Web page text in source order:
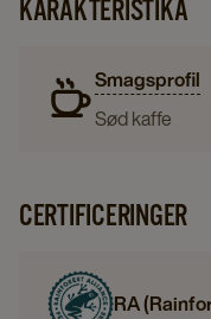
KARAKTERISTIKA
Smagsprofil
Sød kaffe
CERTIFICERINGER
RA